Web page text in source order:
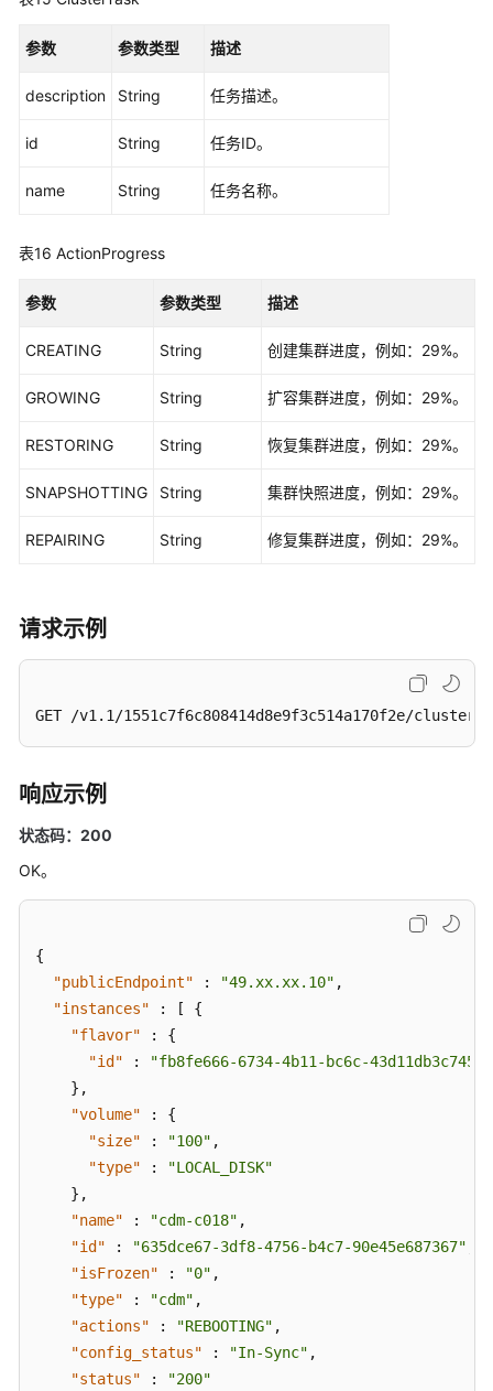
参数 参数类型 描述
description String 任务描述。
id String 任务ID。
name String 任务名称。
表16 ActionProgress
参数 参数类型 描述
CREATING String 创建集群进度，例如：29%。
GROWING String 扩容集群进度，例如：29%。
RESTORING String 恢复集群进度，例如：29%。
SNAPSHOTTING String 集群快照进度，例如：29%。
REPAIRING String 修复集群进度，例如：29%。
请求示例
GET /v1.1/1551c7f6c808414d8e9f3c514a170f2e/clusters/
响应示例
状态码：200
OK。
{
"publicEndpoint"
: "49.xx.xx.10" ,
"instances"
: [
{
"flavor"
:
{
"id"
:
"fb8fe666-6734-4b11-bc6c-43d11db3c745"
} ,
"volume"
:
{
"size"
: "100" ,
"type"
:
"LOCAL_DISK"
} ,
"name"
: "cdm-c018" ,
"id"
: "635dce67-3df8-4756-b4c7-90e45e687367"
"isFrozen"
: "0" ,
"type"
: "cdm" ,
"actions"
: "REBOOTING" ,
"config_status"
: "In-Sync" ,
"status"
:
"200"